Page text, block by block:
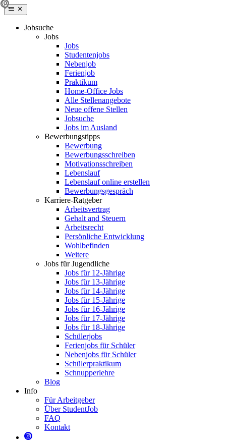
Jobsuche
Jobs
Jobs
Studentenjobs
Nebenjob
Ferienjob
Praktikum
Home-Office Jobs
Alle Stellenangebote
Neue offene Stellen
Jobsuche
Jobs im Ausland
Bewerbungstipps
Bewerbung
Bewerbungsschreiben
Motivationsschreiben
Lebenslauf
Lebenslauf online erstellen
Bewerbungsgespräch
Karriere-Ratgeber
Arbeitsvertrag
Gehalt and Steuern
Arbeitsrecht
Persönliche Entwicklung
Wohlbefinden
Weitere
Jobs für Jugendliche
Jobs für 12-Jährige
Jobs für 13-Jährige
Jobs für 14-Jährige
Jobs für 15-Jährige
Jobs für 16-Jährige
Jobs für 17-Jährige
Jobs für 18-Jährige
Schülerjobs
Ferienjobs für Schüler
Nebenjobs für Schüler
Schülerpraktikum
Schnupperlehre
Blog
Info
Für Arbeitgeber
Über StudentJob
FAQ
Kontakt